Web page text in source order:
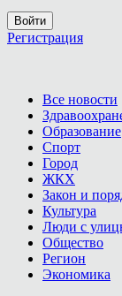
Войти
Регистрация
Все новости
Образование
Спорт
Город
ЖКХ
Закон и
Культура
Люди с
Общество
Регион
Экономика